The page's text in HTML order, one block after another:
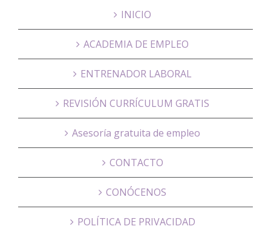
INICIO
ACADEMIA DE EMPLEO
ENTRENADOR LABORAL
REVISIÓN CURRÍCULUM GRATIS
Asesoría gratuita de empleo
CONTACTO
CONÓCENOS
POLÍTICA DE PRIVACIDAD